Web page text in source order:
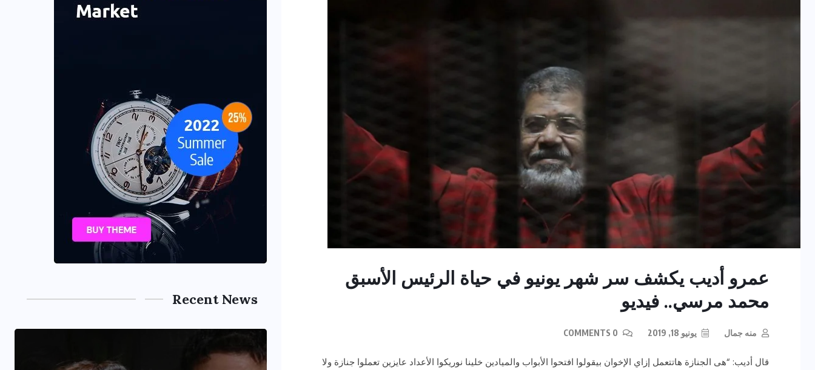
عمرو أديب يكشف سر شهر يونيو في حياة الرئيس الأسبق
محمد مرسي.. فيديو
منه جمال يونيو 18, 2019
قال أديب: “هى الجنازة هاتتعمل إزاي الإخوان بيقولوا افتحوا الأبواب والميادين خلينا نوريكوا الأعداد عايزين تعملوا جنازة ولا
Recent News